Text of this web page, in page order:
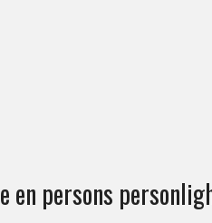
persons